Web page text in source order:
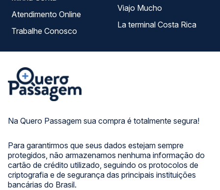
Na Quero Passagem sua compra é totalmente segura!
Para garantirmos que seus dados estejam sempre
protegidos, não armazenamos nenhuma informação do
cartão de crédito utilizado, seguindo os protocolos de
criptografia e de segurança das principais instituições
bancárias do Brasil.
Atendimento Online
Trabalhe Conosco
Viajo Mucho
La terminal Costa Rica